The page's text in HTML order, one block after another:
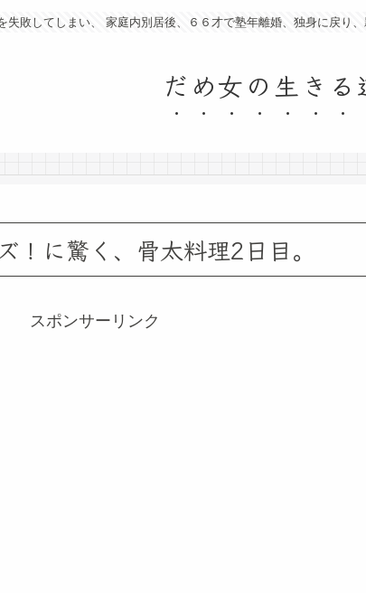
失敗してしまい、 家庭内別居後、６６才で塾年離婚、独身に戻り
だめ女の生きる
！に驚く、骨太料理2日目。
スポンサーリンク